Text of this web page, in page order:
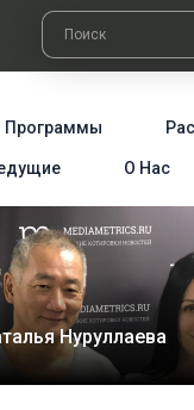
Программы
О Нас
Нуруллаева